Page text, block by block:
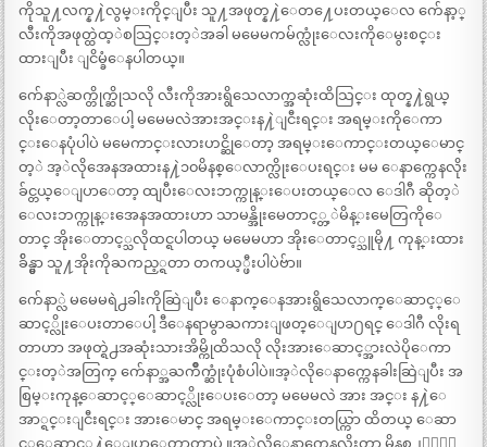
ကိုသူ႔လက္န႔ဲလွမ္းကိုင္ျပီး သူ႔အဖုတ္န႔ဲေတ႔ေပးတယ္ေလ က်ေနာ့္
လီးကိုအဖုတ္ထဲထ့ဲစသြင္းတ့ဲအခါ မမေမကမ်က္လုံးေလးကိုေမွးစင္း
ထားျပီး ျငိမ္ခံေနပါတယ္။
က်ေနာ္လဲဆက္တိုက္ဆိုသလို လီးကိုအားရွိသေလာက္အဆုံးထိသြင္း ထုတ္န႔ဲရွယ္
လိုးေတာ့တာေပါ့ မမေမလဲအားအင္းန႔ဲျငီးရင္း အရမ္းကိုေကာ
င္းေနပုံပါပဲ မမေကာင္းလားဟင္ဆိုေတာ့ အရမ္းေကာင္းတယ္ေမာင္
တ့ဲ အ့ဲလိုအေနအထားန႔ဲ၁၀မိနစ္ေလာက္လိုးေပးရင္း မမ ေနာက္ကေနလိုး
ခ်င္တယ္ေျပာေတာ့ ထျပီးေလးဘက္ကုန္းေပးတယ္ေလ ေဒါဂီ ဆိုတ့ဲ
ေလးဘက္ကုန္းအေနအထားဟာ သာမန္အိုးမေတာင့္တ့ဲမိန္းမေတြကိုေ
တာင္ အိုးေတာင့္သလိုထင္ရပါတယ္ မမေမဟာ အိုးေတာင့္သူမို႔ ကုန္းထား
ခ်ိန္မွာ သူ႔အိုးကိုႀကည့္ရတာ တကယ့္ဖီးပါပဲဗ်ာ။
က်ေနာ္လဲ မမေမရဲ႕ခါးကိုဆြဲျပီး ေနာက္ေနအားရွိသေလာက္ေဆာင့္ေ
ဆာင့္လိုးေပးတာေပါ့ ဒီေနရာမွာႀကားျဖတ္ေျပာ႐ရင္ ေဒါဂီ လိုးရ
တာဟာ အဖုတ္ရဲ႕အဆုံးသားအိမ္ကိုထိသလို လိုးအားေဆာင့္အားလဲပိုေကာ
င္းတ့ဲအတြက္ က်ေနာ္အႀကိဳက္ဆုံးပုံစံပါပဲ။အ့ဲလိုေနာက္ကေနခါးဆြဲျပီး အ
စြမ္းကုန္ေဆာင့္ေဆာင့္လိုးေပးေတာ့ မမေမလဲ အား အင္း န႔ဲေ
အာ္ရင္းျငီးရင္း အားေမာင္ အရမ္းေကာင္းတယ္ကြာ ထိတယ္ ေဆာ
င့္ေဆာင့္န႔ဲေျပာေတာ့တာပဲ ။အ့ဲလိုေနာက္ကေနလိုးတာ မိနစ္၂၀ေလာ